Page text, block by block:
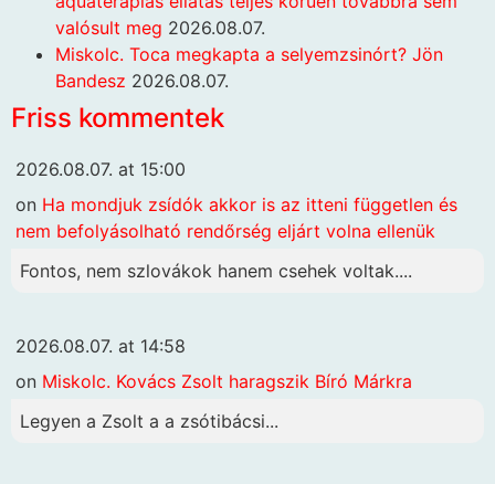
valósult meg 2026.08.07.
Miskolc. Toca megkapta a selyemzsinórt? Jön
Bandesz 2026.08.07.
Friss kommentek
2026.08.07. at 15:00
on Ha mondjuk zsídók akkor is az itteni független és
nem befolyásolható rendőrség eljárt volna ellenük
Fontos, nem szlovákok hanem csehek voltak....
2026.08.07. at 14:58
on Miskolc. Kovács Zsolt haragszik Bíró Márkra
Legyen a Zsolt a a zsótibácsi...